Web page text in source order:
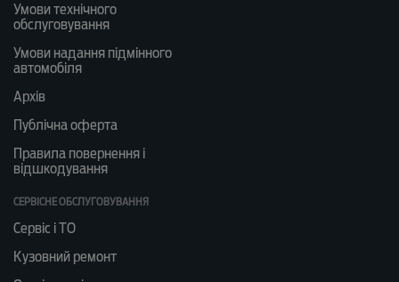
Умови технічного
обслуговування
Умови надання підмінного
автомобіля
Архів
Публічна оферта
Правила повернення і
відшкодування
СЕРВІСНЕ ОБСЛУГОВУВАННЯ
Сервіс і ТО
Кузовний ремонт